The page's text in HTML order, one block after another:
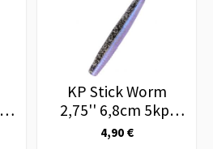
KP Stick Worm
2,75'' 6,8cm 5kpl
127
4,90 €